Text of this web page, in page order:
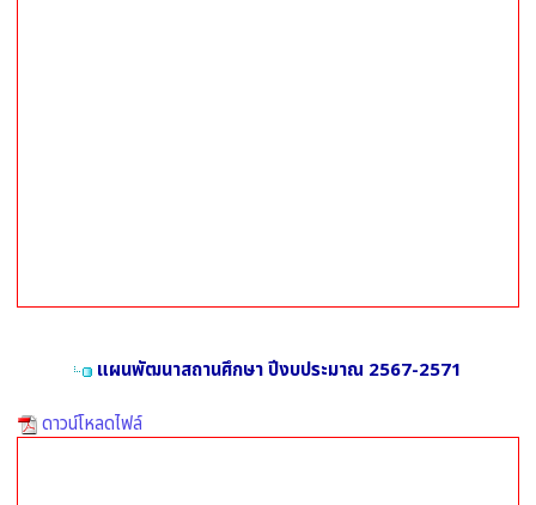
แผนพัฒนาสถานศึกษา ปีงบประมาณ 2567-2571
ดาวน์โหลดไฟล์